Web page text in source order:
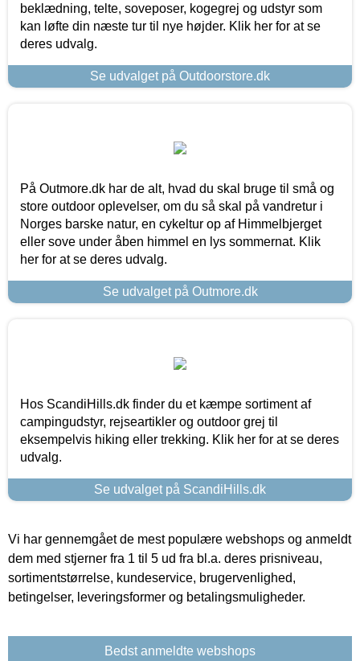
beklædning, telte, soveposer, kogegrej og udstyr som
kan løfte din næste tur til nye højder. Klik her for at se
deres udvalg.
Se udvalget på Outdoorstore.dk
På Outmore.dk har de alt, hvad du skal bruge til små og
store outdoor oplevelser, om du så skal på vandretur i
Norges barske natur, en cykeltur op af Himmelbjerget
eller sove under åben himmel en lys sommernat. Klik
her for at se deres udvalg.
Se udvalget på Outmore.dk
Hos ScandiHills.dk finder du et kæmpe sortiment af
campingudstyr, rejseartikler og outdoor grej til
eksempelvis hiking eller trekking. Klik her for at se deres
udvalg.
Se udvalget på ScandiHills.dk
Vi har gennemgået de mest populære webshops og anmeldt
dem med stjerner fra 1 til 5 ud fra bl.a. deres prisniveau,
sortimentstørrelse, kundeservice, brugervenlighed,
betingelser, leveringsformer og betalingsmuligheder.
Bedst anmeldte webshops